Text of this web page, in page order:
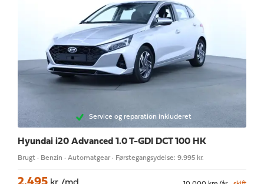
Service og reparation inkluderet
Hyundai i20 Advanced 1.0 T-GDI DCT 100 HK
Brugt · Benzin · Automatgear · Førstegangsydelse: 9.995 kr.